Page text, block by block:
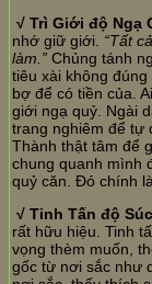
√ Trì Giới độ Ngạ
nhớ giữ giới. “Tất
làm.” Chủng tánh
tiêu xài không
bợ để có tiền của.
giới ngạ quỷ. Ngài
trang nghiêm để tự
Thành thật tâm để
chung quanh mình
quỷ căn. Đó chính
√ Tinh Tấn độ
rất hữu hiệu. Tinh
vọng thèm muốn,
gốc từ nơi sắc như